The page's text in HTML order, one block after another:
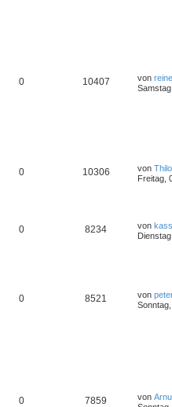
0 10407 von
0 10306 von Thilo
Freitag,
0 8234 von
0 8521 von
0 7859 von